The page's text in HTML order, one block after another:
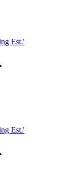
Est.'
Est.'